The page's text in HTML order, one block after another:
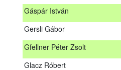
Gáspár István
Gersli Gábor
Gfellner Péter Zsolt
Glacz Róbert
Gaál Győző Bálint